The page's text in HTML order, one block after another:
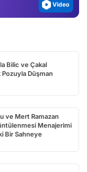
Video
Bilic ve Çakal
Düşman
ve Mert Ramazan
Menajerimi
Bir Sahneye